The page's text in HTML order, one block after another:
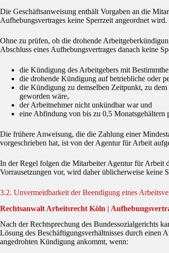
Die Geschäftsanweisung enthält Vorgaben an die
Aufhebungsvertrages keine Sperrzeit angeordnet wird.
Ohne zu prüfen, ob die drohende
Abschluss eines Aufhebungsvertrages danach keine
die Kündigung des Arbeitgebers mit
die drohende Kündigung auf betriebliche oder
die Kündigung zu demselben Zeitpunkt, zu
geworden wäre,
der Arbeitnehmer nicht unkündbar war und
eine Abfindung von bis zu 0,5
Die frühere Anweisung, die die Zahlung einer
vorgeschrieben hat, ist von der Agentur für Arbeit
In der Regel folgen die Mitarbeiter Agentur für Arbeit
Vorrausetzungen vor, wird daher üblicherweise keine
3.2. Unvermeidbarkeit der Beendigung eines
Rechtsanwalt Arbeitsrecht Köln |
Nach der Rechtsprechung des Bundessozialgerichts
Lösung des Beschäftigungsverhältnisses durch einen
angedrohten Kündigung ankommt, wenn: